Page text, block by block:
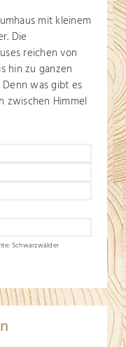
mit kleinem
Die
reichen von
hin zu ganzen
was gibt es
zwischen Himmel
Schwarzwälder